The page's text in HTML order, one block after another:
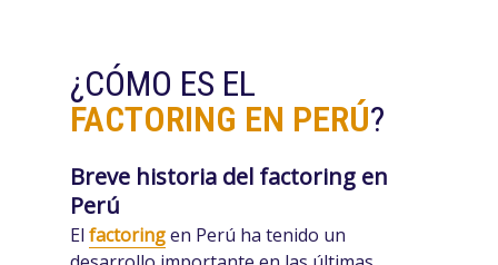
¿CÓMO ES EL
FACTORING EN PERÚ?
Breve historia del factoring en
Perú
El factoringen Perú ha tenido un